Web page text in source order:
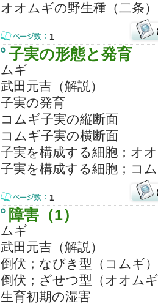
オオムギの野生種（二条
1
子実の形態と発育
ムギ
武田元吉（解説）
子実の発育
コムギ子実の縦断面
コムギ子実の横断面
子実を構成する細胞；オ
子実を構成する細胞；コ
1
障害（1）
ムギ
武田元吉（解説）
倒伏；なびき型（コムギ）
倒伏；ざせつ型（オオム
生育初期の湿害